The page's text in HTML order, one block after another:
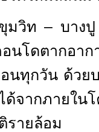
มวิท – บาง
นโดตากอาก
นทุกวัน ด้วย
จากภายใ
ติรายล้อม